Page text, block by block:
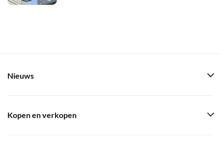
Nieuws
Kopen en verkopen